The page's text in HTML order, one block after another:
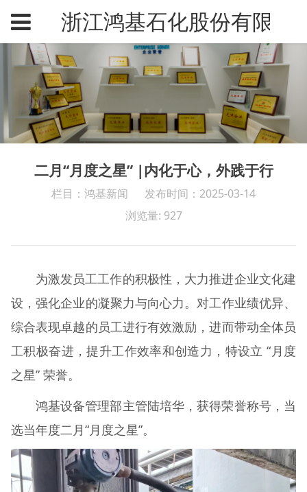
浙江鸿基石化股份有限公
二月“月度之星” |内化于心，外践于行
栏目：鸿基新闻
发布时间：2025-03-14
浏览量: 927
为激发员工工作的积极性，大力推进企业文化建
设，强化企业的凝聚力与向心力。对工作业绩优异、
综合表现卓越的员工进行有效激励，进而带动全体员
工积极奋进，提升工作效率和创造力，特设立 “月度
之星” 荣誉。
鸿基设备管理部主管陆培华，获得荣誉称号，当
选当年度二月“月度之星”。